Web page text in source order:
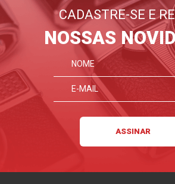
CADASTRE-SE E
NOSSAS